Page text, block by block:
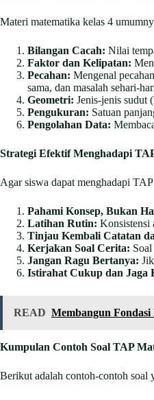
Materi matematika kelas 4
Bilangan Cacah: Nilai
Faktor dan Kelipatan:
Pecahan: Mengenal
sama, dan masalah sehari-
Geometri: Jenis-jenis sudut
Pengukuran: Satuan
Pengolahan Data:
Strategi Efektif Menghadapi
Agar siswa dapat menghadapi
Pahami Konsep, Bukan
Latihan Rutin: Konsistensi
Tinjau Kembali Catatan
Kerjakan Soal Cerita:
Jangan Ragu Bertanya:
Istirahat Cukup dan Jaga
READ Membangun
Kumpulan Contoh Soal TAP
Berikut adalah contoh-contoh soal